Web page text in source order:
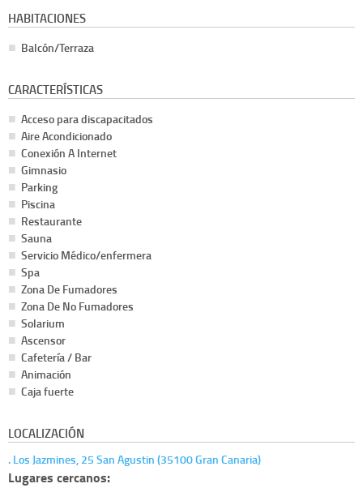
HABITACIONES
Balcón/Terraza
CARACTERÍSTICAS
Acceso para discapacitados
Aire Acondicionado
Conexión A Internet
Gimnasio
Parking
Piscina
Restaurante
Sauna
Servicio Médico/enfermera
Spa
Zona De Fumadores
Zona De No Fumadores
Solarium
Ascensor
Cafetería / Bar
Animación
Caja fuerte
LOCALIZACIÓN
. Los Jazmines, 25 San Agustin (35100 Gran Canaria)
Lugares cercanos: